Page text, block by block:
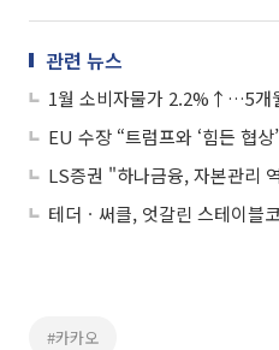
관련 뉴스
1월 소비자물가 2.2%↑…5개
테더ㆍ써클, 엇갈린 스테이블
#카카오